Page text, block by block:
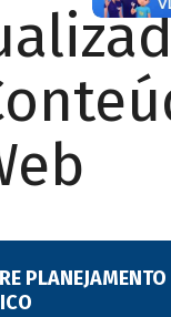
PLANEJAMENTO